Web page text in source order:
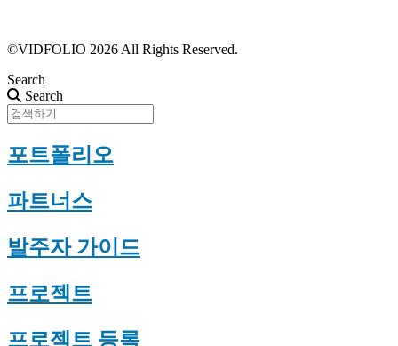
©VIDFOLIO 2026 All Rights Reserved.
Search
Search
포트폴리오
파트너스
발주자 가이드
프로젝트
프로젝트 등록